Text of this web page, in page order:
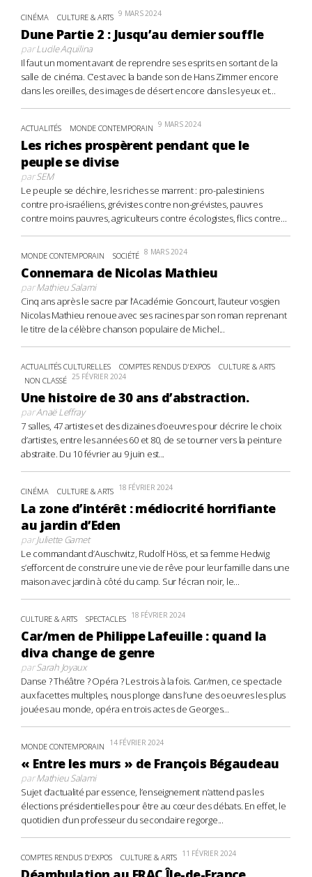
CINÉMA CULTURE & ARTS 9 MARS 2024
Dune Partie 2 : Jusqu’au dernier souffle
parLucile Aquilina
Il faut un moment avant de reprendre ses esprits en sortant de la
salle de cinéma. C’est avec la bande son de Hans Zimmer encore
dans les oreilles, des images de désert encore dans les yeux et...
ACTUALITÉS MONDE CONTEMPORAIN 9 MARS 2024
Les riches prospèrent pendant que le
peuple se divise
parSEM
Le peuple se déchire, les riches se marrent : pro-palestiniens
contre pro-israéliens, grévistes contre non-grévistes, pauvres
contre moins pauvres, agriculteurs contre écologistes, flics contre...
MONDE CONTEMPORAIN SOCIÉTÉ 8 MARS 2024
Connemara de Nicolas Mathieu
parMathieu Salami
Cinq ans après le sacre par l’Académie Goncourt, l’auteur vosgien
Nicolas Mathieu renoue avec ses racines par son roman reprenant
le titre de la célèbre chanson populaire de Michel...
ACTUALITÉS CULTURELLES COMPTES RENDUS D'EXPOS
CULTURE & ARTS
NON CLASSÉ 25 FÉVRIER 2024
Une histoire de 30 ans d’abstraction.
parAnaë Leffray
7 salles, 47 artistes et des dizaines d’oeuvres pour décrire le choix
d’artistes, entre les années 60 et 80, de se tourner vers la peinture
abstraite. Du 10 février au 9 juin est...
CINÉMA CULTURE & ARTS 18 FÉVRIER 2024
La zone d’intérêt : médiocrité horrifiante
au jardin d’Eden
parJuliette Gamet
Le commandant d’Auschwitz, Rudolf Höss, et sa femme Hedwig
s’efforcent de construire une vie de rêve pour leur famille dans une
maison avec jardin à côté du camp. Sur l’écran noir, le...
CULTURE & ARTS SPECTACLES 18 FÉVRIER 2024
Car/men de Philippe Lafeuille : quand la
diva change de genre
parSarah Joyaux
Danse ? Théâtre ? Opéra ? Les trois à la fois. Car/men, ce spectacle
aux facettes multiples, nous plonge dans l’une des oeuvres les plus
jouées au monde, opéra en trois actes de Georges...
MONDE CONTEMPORAIN 14 FÉVRIER 2024
« Entre les murs » de François Bégaudeau
parMathieu Salami
Sujet d’actualité par essence, l’enseignement n’attend pas les
élections présidentielles pour être au cœur des débats. En effet, le
quotidien d’un professeur du secondaire regorge...
COMPTES RENDUS D'EXPOS CULTURE & ARTS 11 FÉVRIER 2024